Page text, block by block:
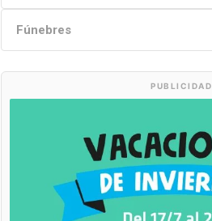
Fúnebres
PUBLICIDAD